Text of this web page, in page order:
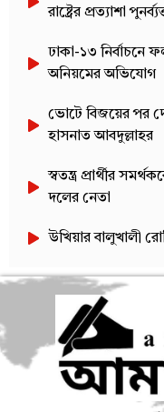
রাষ্ট্রের প্রত্যাশা
ঢাকা-১৩
অনিয়মের অভিযোগ
ভোটে বিজয়ের পর
হাসনাত আবদুল্লাহর
স্বতন্ত্র প্রার্থীর
দলের নেতা
উখিয়ার বালুখালী